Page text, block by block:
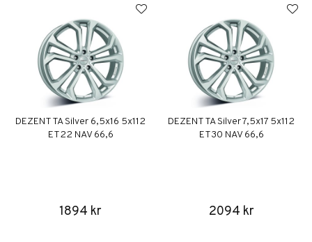
DEZENT TA Silver 6,5x16 5x112
ET22 NAV 66,6
1894 kr
DEZENT TA Silver 7,5x17 5x112
ET30 NAV 66,6
2094 kr